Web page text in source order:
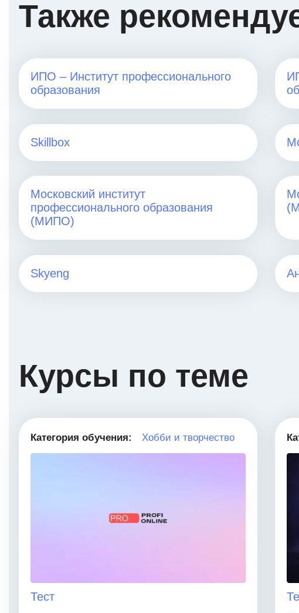
Также
ИПО – Институт профессионального
образования
Skillbox
Московский институт
профессионального образования
(МИПО)
Skyeng
Курсы по теме
Категория обучения: Хобби и творчество
Тест